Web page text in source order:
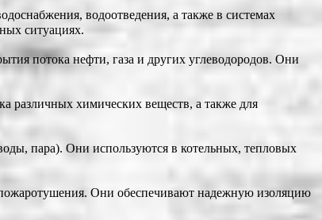
водоотведения, а также в системах
ситуациях.
потока нефти, газа и других углеводородов. Они
различных химических веществ, а также для
пара). Они используются в котельных, тепловых
Они обеспечивают надежную изоляцию